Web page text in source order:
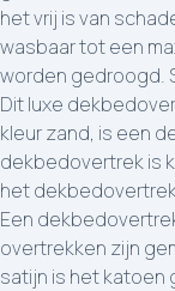
het vrij is van
wasbaar tot een
worden gedroogd.
Dit luxe
kleur zand, is een
dekbedovertrek is
het
Een
overtrekken zijn
satijn is het katoen